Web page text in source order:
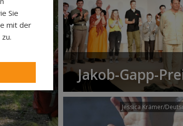
Veranstaltungen Personen Pfarren
Jakob-Gapp-
Jessica Krämer/
Sie
mit der